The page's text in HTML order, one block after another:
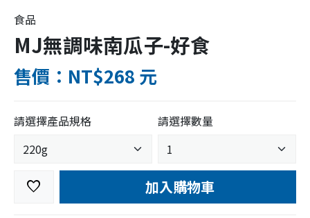
食品
MJ無調味南瓜子-好食
售價：NT$268 元
請選擇產品規格 請選擇數量
favorite 加入購物車